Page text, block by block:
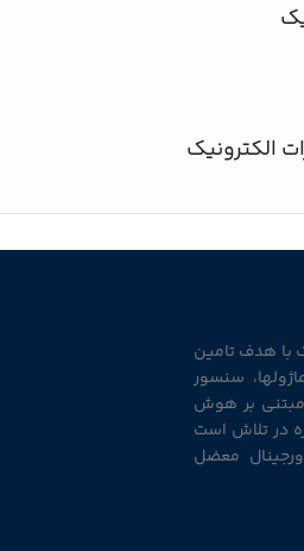
الکترونیک
با هدف تامین
سنسور
مبتنی بر هوش
در تلاش است
معضل